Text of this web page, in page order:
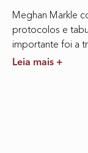
Meghan Markle
protocolos e
importante foi a
Leia mais +